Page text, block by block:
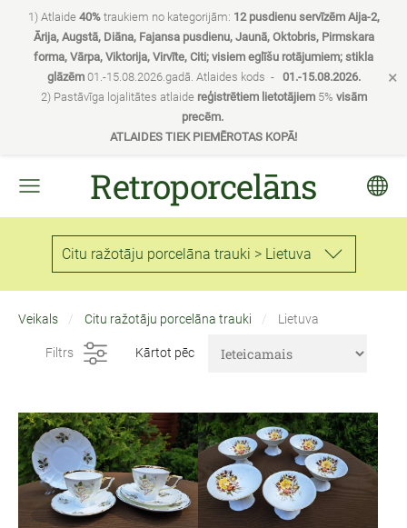
1) Atlaide 40%traukiem no kategorijām: 12 pusdienu servīzēm Aija-2,
Ārija, Augstā, Diāna, Fajansa pusdienu, Jaunā, Oktobris, Pirmskara
forma, Vārpa, Viktorija, Virvīte, Citi; visiem eglīšu rotājumiem; stikla
glāzēm 01.-15.08.2026.gadā. Atlaides kods - 01.-15.08.2026.
2) Pastāvīga lojalitātes atlaide reģistrētiem lietotājiem5% visām
precēm.
ATLAIDES TIEK PIEMĒROTAS KOPĀ!
×
Retroporcelāns
Citu ražotāju porcelāna trauki > Lietuva
Veikals Citu ražotāju porcelāna trauki Lietuva
Filtrs Kārtot pēc